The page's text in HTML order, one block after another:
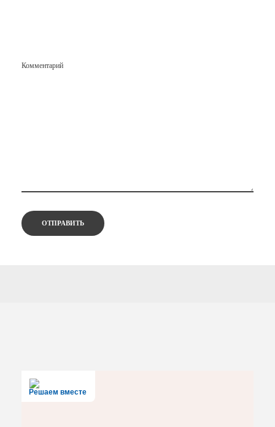
Комментарий
Решаем вместе